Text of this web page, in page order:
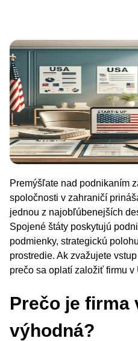
Premýšľate nad podnikaním
spoločnosti v zahraničí
jednou z najobľúbenejších
Spojené štáty poskytujú
podmienky, strategickú
prostredie. Ak zvažujete
prečo sa oplatí založiť firmu v
Prečo je firma
výhodná?